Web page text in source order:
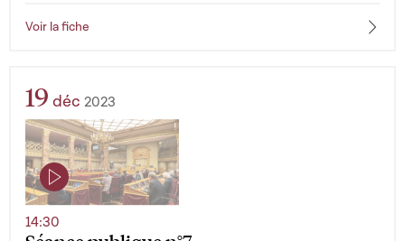
Voir la fiche
19 déc 2023
14:30